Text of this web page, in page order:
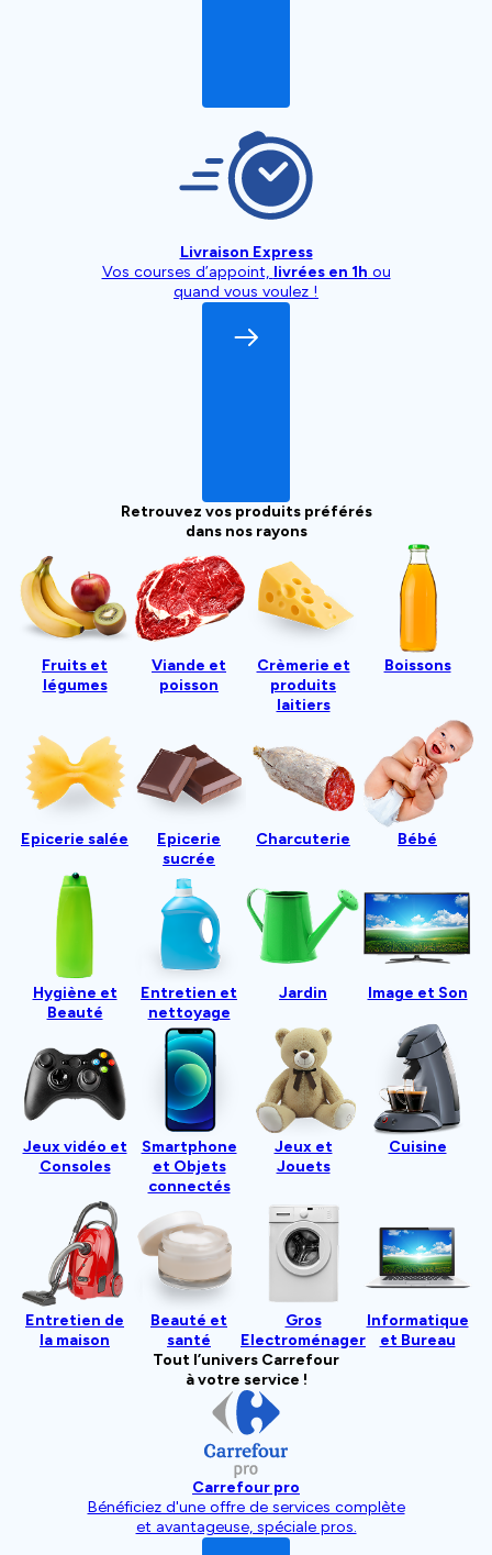
Livraison Express
Vos courses d’appoint, livrées en 1h ou
quand vous voulez !
Retrouvez vos produits préférés
dans nos rayons
Fruits et
légumes
Viande et
poisson
Crèmerie et
produits
laitiers
Boissons
Epicerie salée
Epicerie
sucrée
Charcuterie Bébé
Hygiène et
Beauté
Entretien et
nettoyage
Jardin Image et Son
Jeux vidéo et
Consoles
Smartphone
et Objets
connectés
Jeux et
Jouets
Cuisine
Entretien de
la maison
Beauté et
santé
Gros
Electroménager
Informatique
et Bureau
Tout l’univers Carrefour
à votre service !
Carrefour pro
Bénéficiez d'une offre de services complète
et avantageuse, spéciale pros.